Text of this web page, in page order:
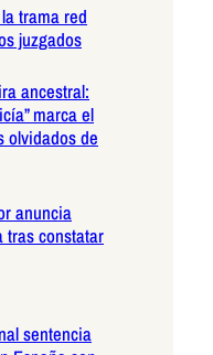
trama red
juzgados
ancestral:
marca el
olvidados de
anuncia
tras constatar
sentencia